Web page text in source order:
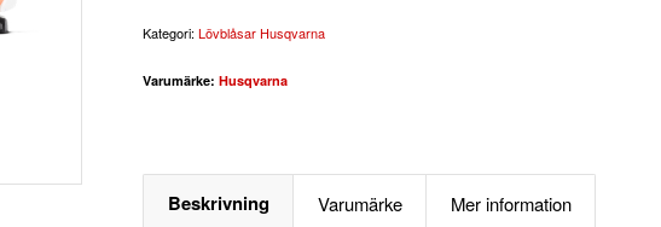
Kategori:Lövblåsar Husqvarna
Varumärke:Husqvarna
Beskrivning Varumärke Mer information